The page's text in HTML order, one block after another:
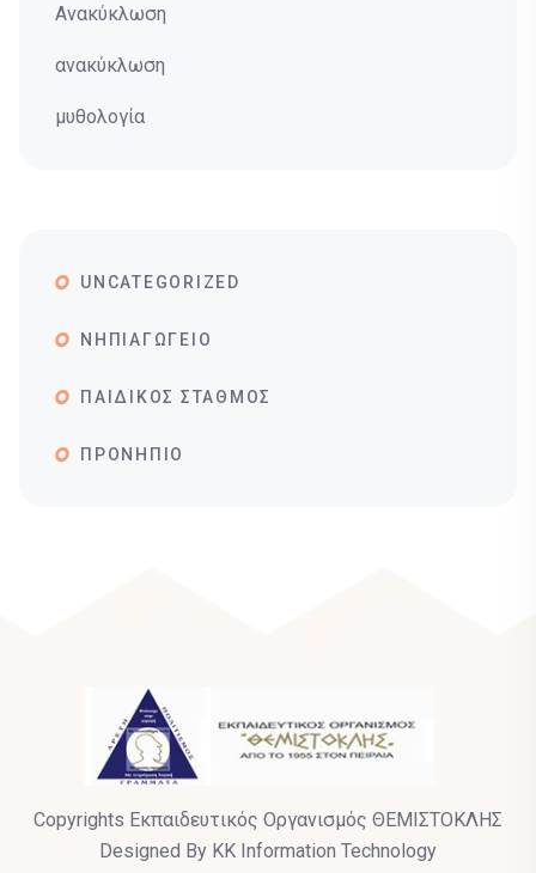
Ανακύκλωση
ανακύκλωση
μυθολογία
UNCATEGORIZED
ΝΗΠΙΑΓΩΓΕΙΟ
ΠΑΙΔΙΚΟΣ ΣΤΑΘΜΟΣ
ΠΡΟΝΗΠΙΟ
Copyrights Εκπαιδευτικός Οργανισμός ΘΕΜΙΣΤΟΚΛΗΣ
Designed By KK Information Technology